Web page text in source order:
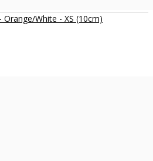
White - XS (10cm)